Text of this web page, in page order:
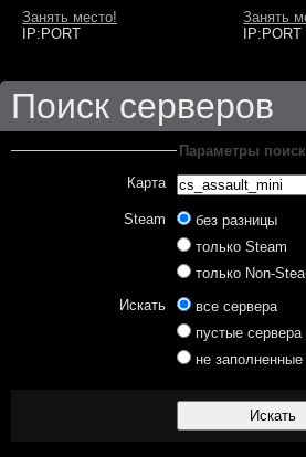
Занять место!
IP:PORT
Занять
IP:PORT
Поиск серверов
Параметры
Карта
Steam без разницы
только Steam
только Non-
Искать все сервера
пустые сервера
не